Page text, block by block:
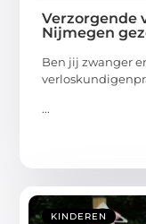
Verzorgende
Nijmegen
Ben jij zwanger
...
KINDEREN